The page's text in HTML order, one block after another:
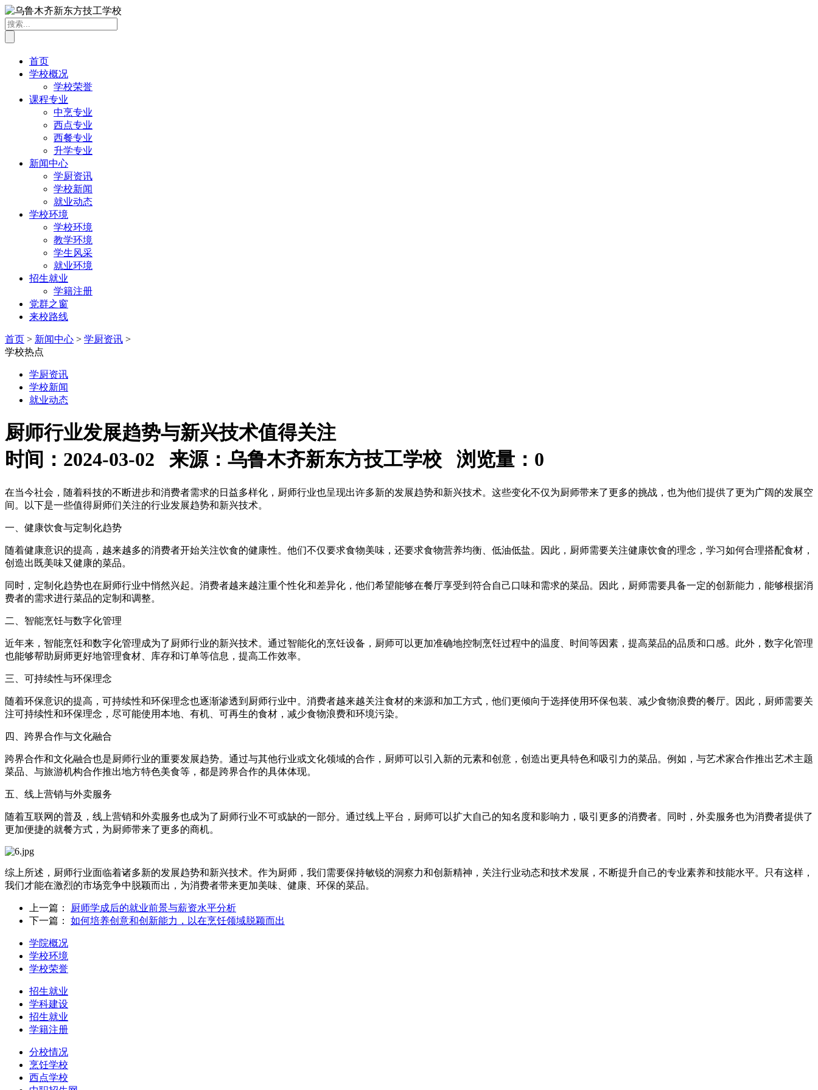
首页
学校概况
学校荣誉
课程专业
中烹专业
西点专业
西餐专业
升学专业
新闻中心
学厨资讯
学校新闻
就业动态
学校环境
学校环境
教学环境
学生风采
就业环境
招生就业
学籍注册
党群之窗
来校路线
首页 > 新闻中心 > 学厨资讯 >
学校热点
学厨资讯
学校新闻
就业动态
厨师行业发展趋势与新兴技术值得关注
时间：2024-03-02 来源：乌鲁木齐新东方技工学校 浏览量： 0
在当今社会，随着科技的不断进步和消费者需求的日益多样化，厨师行业也呈现出许多新的发展趋势和新兴技术。这些变化不仅为厨师带来了更多的挑战，也为他们提供了更为广阔的发展空
间。以下是一些值得厨师们关注的行业发展趋势和新兴技术。
一、健康饮食与定制化趋势
随着健康意识的提高，越来越多的消费者开始关注饮食的健康性。他们不仅要求食物美味，还要求食物营养均衡、低油低盐。因此，厨师需要关注健康饮食的理念，学习如何合理搭配食材，
创造出既美味又健康的菜品。
同时，定制化趋势也在厨师行业中悄然兴起。消费者越来越注重个性化和差异化，他们希望能够在餐厅享受到符合自己口味和需求的菜品。因此，厨师需要具备一定的创新能力，能够根据消
费者的需求进行菜品的定制和调整。
二、智能烹饪与数字化管理
近年来，智能烹饪和数字化管理成为了厨师行业的新兴技术。通过智能化的烹饪设备，厨师可以更加准确地控制烹饪过程中的温度、时间等因素，提高菜品的品质和口感。此外，数字化管理
也能够帮助厨师更好地管理食材、库存和订单等信息，提高工作效率。
三、可持续性与环保理念
随着环保意识的提高，可持续性和环保理念也逐渐渗透到厨师行业中。消费者越来越关注食材的来源和加工方式，他们更倾向于选择使用环保包装、减少食物浪费的餐厅。因此，厨师需要关
注可持续性和环保理念，尽可能使用本地、有机、可再生的食材，减少食物浪费和环境污染。
四、跨界合作与文化融合
跨界合作和文化融合也是厨师行业的重要发展趋势。通过与其他行业或文化领域的合作，厨师可以引入新的元素和创意，创造出更具特色和吸引力的菜品。例如，与艺术家合作推出艺术主题
菜品、与旅游机构合作推出地方特色美食等，都是跨界合作的具体体现。
五、线上营销与外卖服务
随着互联网的普及，线上营销和外卖服务也成为了厨师行业不可或缺的一部分。通过线上平台，厨师可以扩大自己的知名度和影响力，吸引更多的消费者。同时，外卖服务也为消费者提供了
更加便捷的就餐方式，为厨师带来了更多的商机。
综上所述，厨师行业面临着诸多新的发展趋势和新兴技术。作为厨师，我们需要保持敏锐的洞察力和创新精神，关注行业动态和技术发展，不断提升自己的专业素养和技能水平。只有这样，
我们才能在激烈的市场竞争中脱颖而出，为消费者带来更加美味、健康、环保的菜品。
上一篇：
厨师学成后的就业前景与薪资水平分析
下一篇： 如何培养创意和创新能力，以在烹饪领域脱颖而出
学院概况
学校环境
学校荣誉
招生就业
学科建设
招生就业
学籍注册
分校情况
烹饪学校
西点学校